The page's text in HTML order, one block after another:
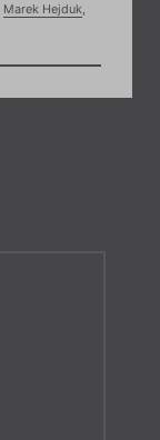
Marek Hejduk,